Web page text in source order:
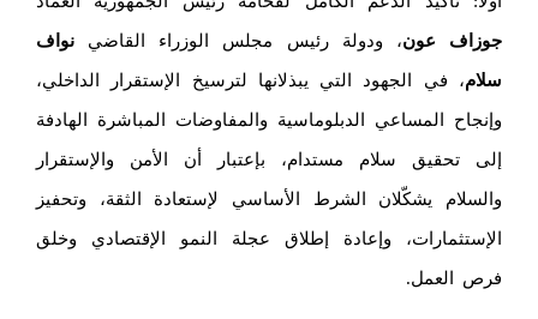
جوزاف عون، ودولة رئيس مجلس الوزراء القاضي نواف
سلام، في الجهود التي يبذلانها لترسيخ الإستقرار الداخلي،
وإنجاح المساعي الدبلوماسية والمفاوضات المباشرة الهادفة
إلى تحقيق سلام مستدام، بإعتبار أن الأمن والإستقرار
والسلام يشكّلان الشرط الأساسي لإستعادة الثقة، وتحفيز
الإستثمارات، وإعادة إطلاق عجلة النمو الإقتصادي وخلق
فرص العمل.